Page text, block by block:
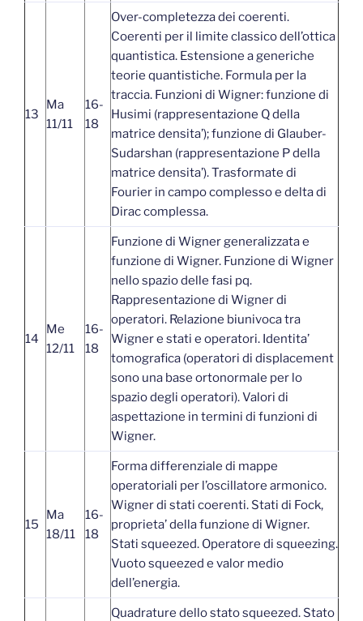
13
Ma
11/11
16-
18
Over-completezza dei coerenti.
Coerenti per il limite classico dell’ottica
quantistica. Estensione a generiche
teorie quantistiche. Formula per la
traccia. Funzioni di Wigner: funzione di
Husimi (rappresentazione Q della
matrice densita’); funzione di Glauber-
Sudarshan (rappresentazione P della
matrice densita’). Trasformate di
Fourier in campo complesso e delta di
Dirac complessa.
14
Me
12/11
16-
18
Funzione di Wigner generalizzata e
funzione di Wigner. Funzione di Wigner
nello spazio delle fasi pq.
Rappresentazione di Wigner di
operatori. Relazione biunivoca tra
Wigner e stati e operatori. Identita’
tomografica (operatori di displacement
sono una base ortonormale per lo
spazio degli operatori). Valori di
aspettazione in termini di funzioni di
Wigner.
15
Ma
18/11
16-
18
Forma differenziale di mappe
operatoriali per l’oscillatore armonico.
Wigner di stati coerenti. Stati di Fock,
proprieta’ della funzione di Wigner.
Stati squeezed. Operatore di squeezing.
Vuoto squeezed e valor medio
dell’energia.
Quadrature dello stato squeezed. Stato